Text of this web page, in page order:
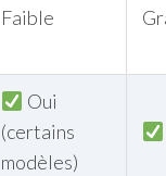
Faible
Oui
(certains
modèles)